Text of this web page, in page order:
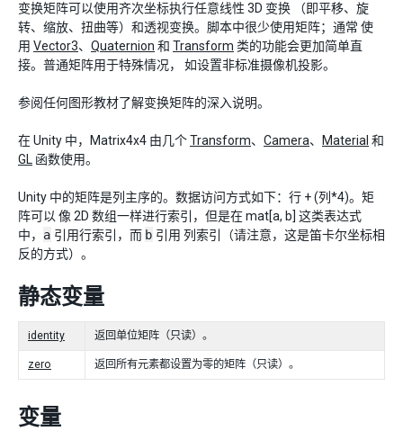
变换矩阵可以使用齐次坐标执行任意线性 3D 变换 （即平移、旋
转、缩放、扭曲等）和透视变换。脚本中很少使用矩阵；通常 使
用 Vector3、 Quaternion 和 Transform 类的功能会更加简单直
接。普通矩阵用于特殊情况， 如设置非标准摄像机投影。
参阅任何图形教材了解变换矩阵的深入说明。
在 Unity 中，Matrix4x4 由几个Transform、 Camera、 Material 和
GL 函数使用。
Unity 中的矩阵是列主序的。数据访问方式如下：行 + (列*4)。矩
阵可以 像 2D 数组一样进行索引，但是在 mat[a, b] 这类表达式
中， a 引用行索引，而 b 引用 列索引（请注意，这是笛卡尔坐标相
反的方式）。
静态变量
identity 返回单位矩阵（只读）。
zero 返回所有元素都设置为零的矩阵（只读）。
变量